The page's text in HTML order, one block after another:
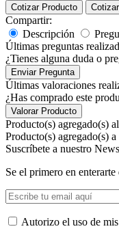
Cotizar Producto
Compartir:
Descripción
Últimas preguntas
¿Tienes alguna duda o
Enviar Pregunta
Últimas valoraciones
¿Has comprado este
Valorar Producto
Producto(s) agregado(s)
Producto(s) agregado(s)
Suscríbete a nuestro
Se el primero en
Autorizo ​​el uso de